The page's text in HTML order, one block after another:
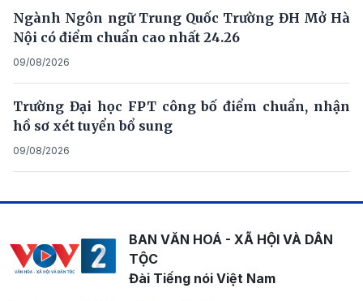
Ngành Ngôn ngữ Trung Quốc Trường ĐH Mở Hà
Nội có điểm chuẩn cao nhất 24.26
09/08/2026
Trường Đại học FPT công bố điểm chuẩn, nhận
hồ sơ xét tuyển bổ sung
09/08/2026
BAN VĂN HOÁ - XÃ HỘI VÀ DÂN
TỘC
Đài Tiếng nói Việt Nam